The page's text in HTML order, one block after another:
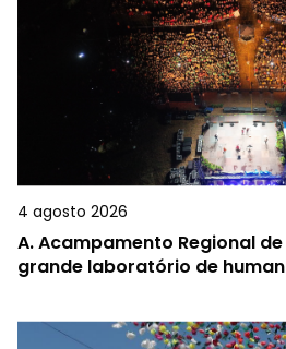
4 agosto 2026
A.Acampamento Regional de
grande laboratório de